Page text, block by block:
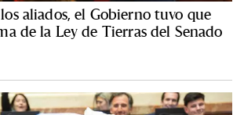
aliados, el Gobierno tuvo que
de la Ley de Tierras del Senado